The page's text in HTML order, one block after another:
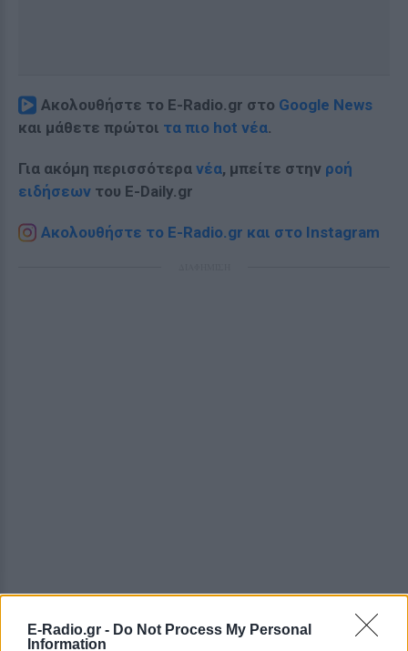
E-Radio.gr - Do Not Process My Personal
Information
Ακολουθήστε το E-Radio.gr στο Google News
και μάθετε πρώτοι τα πιο hot νέα.
Για ακόμη περισσότερα νέα, μπείτε στην ροή
ειδήσεων του E-Daily.gr
Ακολουθήστε το E-Radio.gr και στο Instagram